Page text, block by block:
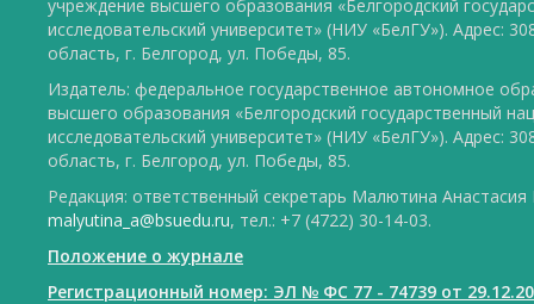
учреждение высшего образования «Белгородский
исследовательский университет» (НИУ «БелГУ»). Адрес:
область, г. Белгород, ул. Победы, 85.
Издатель: федеральное государственное автономное
высшего образования «Белгородский государственный
исследовательский университет» (НИУ «БелГУ»). Адрес:
область, г. Белгород, ул. Победы, 85.
Редакция: ответственный секретарь Малютина
malyutina_a@bsuedu.ru, тел.: +7 (4722) 30-14-03.
Положение о журнале
Регистрационный номер: ЭЛ № ФС 77 - 74739 от